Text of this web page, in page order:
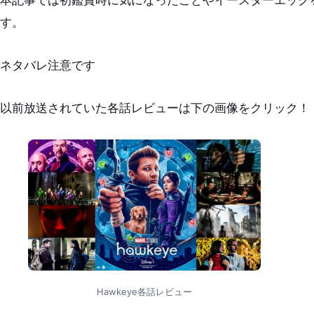
す。
ネタバレ注意です
以前放送されていた各話レビューは下の画像をクリック！
Hawkeye各話レビュー